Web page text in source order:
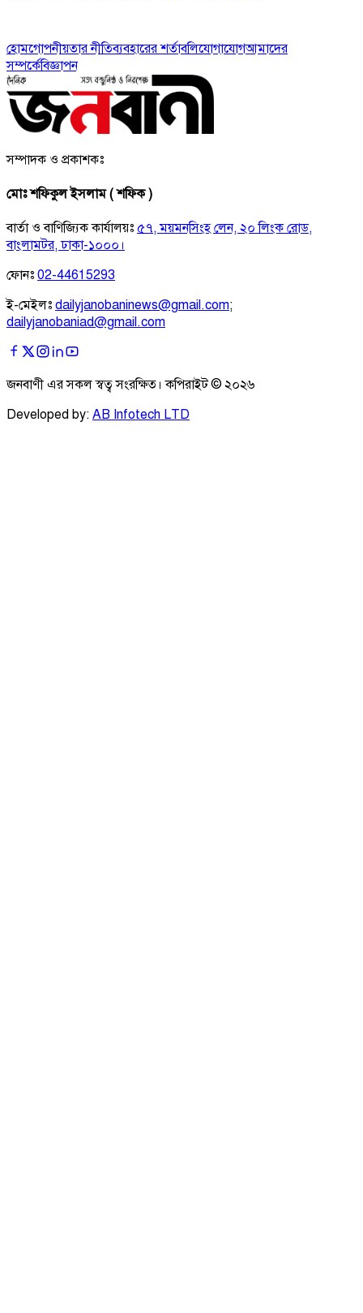
হোমগোপনীয়তার নীতিব্যবহারের শর্তাবলিযোগাযোগআমাদের
সম্পর্কেবিজ্ঞাপন
সম্পাদক ও প্রকাশকঃ
মোঃ শফিকুল ইসলাম ( শফিক )
বার্তা ও বাণিজ্যিক কার্যালয়ঃ ৫৭, ময়মনসিংহ লেন, ২০ লিংক রোড,
বাংলামটর, ঢাকা-১০০০।
ফোনঃ 02-44615293
ই-মেইলঃ dailyjanobaninews@gmail.com;
dailyjanobaniad@gmail.com
জনবাণী এর সকল স্বত্ব সংরক্ষিত। কপিরাইট © ২০২৬
Developed by: AB Infotech LTD